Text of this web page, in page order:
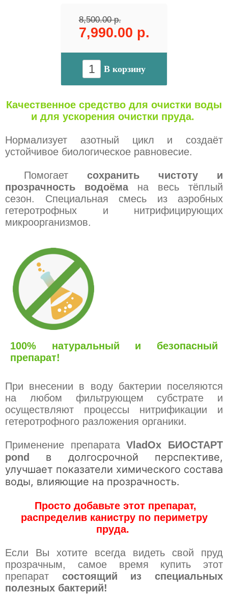
8,500.00 р.
7,990.00 р.
В корзину
Качественное средство для очистки воды
и для ускорения очистки пруда.
Нормализует азотный цикл и создаёт
устойчивое биологическое равновесие.
Помогает сохранить чистоту и
прозрачность водоёмана весь тёплый
сезон. Специальная смесь из аэробных
гетеротрофных и нитрифицирующих
микроорганизмов.
100% натуральный и безопасный
препарат!
При внесении в воду бактерии поселяются
на любом фильтрующем субстрате и
осуществляют процессы нитрификации и
гетеротрофного разложения органики.
Применение препаратаVladOx БИОСТАРТ
pond в долгосрочной перспективе,
улучшает показатели химического состава
воды, влияющие на прозрачность.
Просто добавьте этот препарат,
распределив канистру по периметру
пруда.
Если Вы хотите всегда видеть свой пруд
прозрачным, самое время купить этот
препарат состоящий из специальных
полезных бактерий!